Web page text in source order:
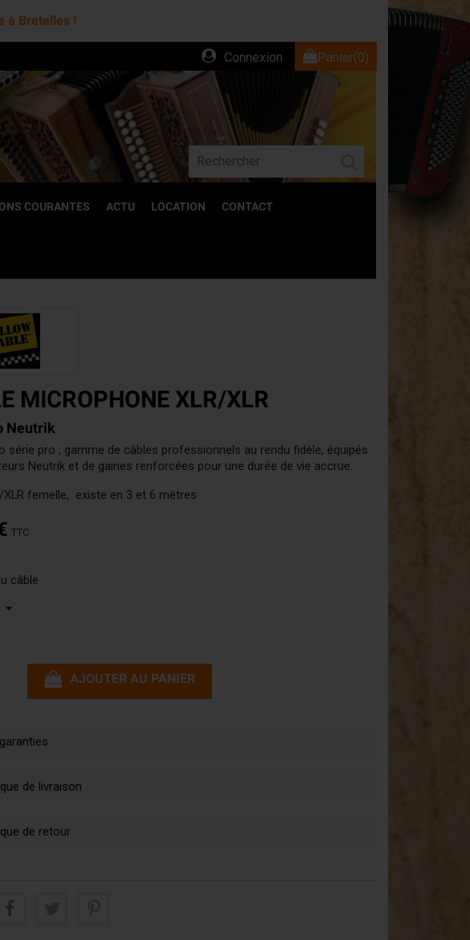
à Bretelles !
Connexion Panier(0)
COURANTES ACTU LOCATION CONTACT
MICROPHONE XLR/XLR
Neutrik
série pro , gamme de câbles professionnels au rendu fidèle, équipés
Neutrik et de gaines renforcées pour une durée de vie accrue.
XLR femelle, existe en 3 et 6 mètres
TTC
câble
AJOUTER AU PANIER
de livraison
de retour